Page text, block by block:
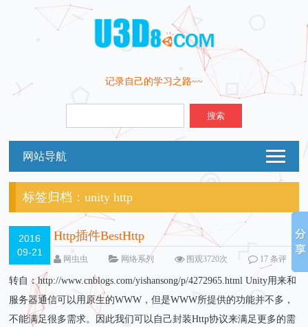
记录自己的学习之路~~
搜索
网站导航
标签归档：unity http
2016
09-21
Http插件BestHttp
网虫虫 网络系列 围观3720次
17 条评
转自：http://www.cnblogs.com/yishansong/p/4272965.html Unity用来和
服务器通信可以用原生的WWW，但是WWW所提供的功能并不多，
不能满足很多需求。因此我们可以自己封装Http协议来满足更多的需